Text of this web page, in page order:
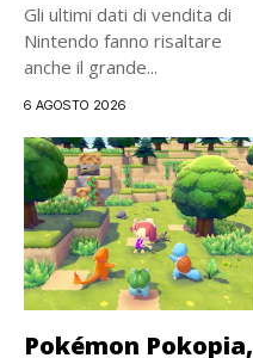
Gli ultimi dati di vendita di
Nintendo fanno risaltare
anche il grande...
6 AGOSTO 2026
Pokémon Pokopia,